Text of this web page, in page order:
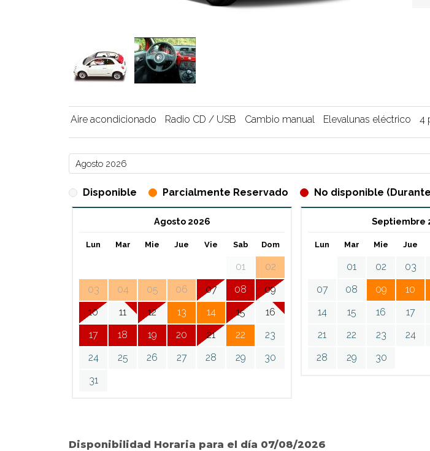
Aire acondicionado Radio CD / USB Cambio manual Elevalunas eléctrico 4
Disponible Parcialmente Reservado No disponible
Agosto 2026
Lun Mar Mie Jue Vie Sab Dom
01
02
03
04 05 06 07 08
09
10
11 12 13 14 15
16
17
18 19 20 21 22
23
24
25 26 27 28 29
30
31
Septiembre
Lun Mar Mie Jue
01 02 03
07
08 09 10
14
15 16 17
21
22 23 24
28
29 30
Disponibilidad Horaria para el día 07/08/2026